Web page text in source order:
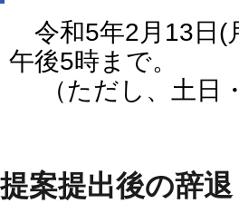
令和5年2月13日(
午後5時まで。
（ただし、土日
提案提出後の辞退